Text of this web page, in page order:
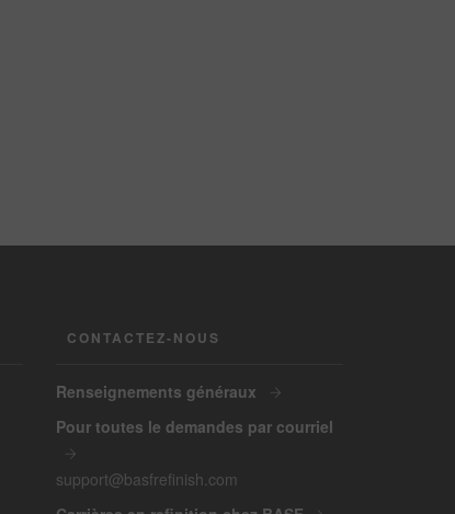
CONTACTEZ-NOUS
Renseignements généraux
Pour toutes le demandes par courriel
support@basfrefinish.com